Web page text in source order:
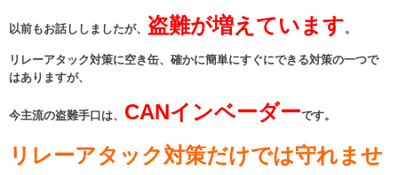
以前もお話ししましたが、 盗難が増えています。
リレーアタック対策に空き缶、確かに簡単にすぐにできる対策の一つで
はありますが、
今主流の盗難手口は、 CANインベーダーです。
リレーアタック対策だけでは守れませ